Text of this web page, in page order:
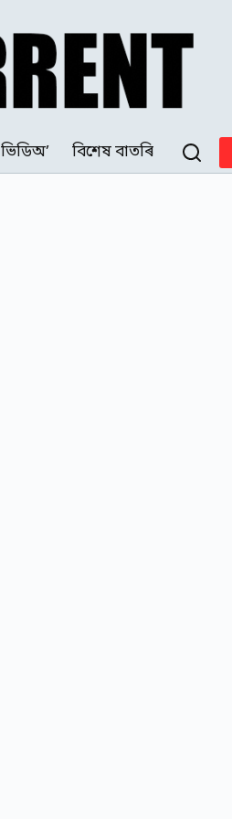
ভিডিঅ’ বিশেষ বাতৰি